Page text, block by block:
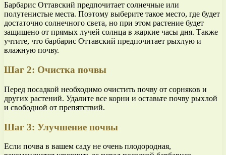
Барбарис Оттавский предпочитает солнечные или
полутенистые места. Поэтому выберите такое место, где будет
достаточно солнечного света, но при этом растение будет
защищено от прямых лучей солнца в жаркие часы дня. Также
учтите, что барбарис Оттавский предпочитает рыхлую и
влажную почву.
Шаг 2: Очистка почвы
Перед посадкой необходимо очистить почву от сорняков и
других растений. Удалите все корни и оставьте почву рыхлой
и свободной от препятствий.
Шаг 3: Улучшение почвы
Если почва в вашем саду не очень плодородная,